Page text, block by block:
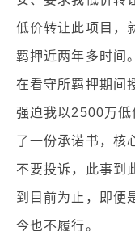
低价转让此项目，
羁押近两年多时间
在看守所羁押期间
强迫我以2500万低
了一份承诺书，核
不要投诉，此事到
到目前为止，即便
今也不履行。